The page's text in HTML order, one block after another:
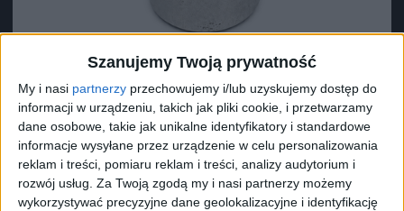
Szanujemy Twoją prywatność
My i nasi partnerzy przechowujemy i/lub uzyskujemy dostęp do
informacji w urządzeniu, takich jak pliki cookie, i przetwarzamy
dane osobowe, takie jak unikalne identyfikatory i standardowe
informacje wysyłane przez urządzenie w celu personalizowania
reklam i treści, pomiaru reklam i treści, analizy audytorium i
rozwój usług. Za Twoją zgodą my i nasi partnerzy możemy
wykorzystywać precyzyjne dane geolokalizacyjne i identyfikację
Surron Tuleja prawa wału środkowego
23,78zł